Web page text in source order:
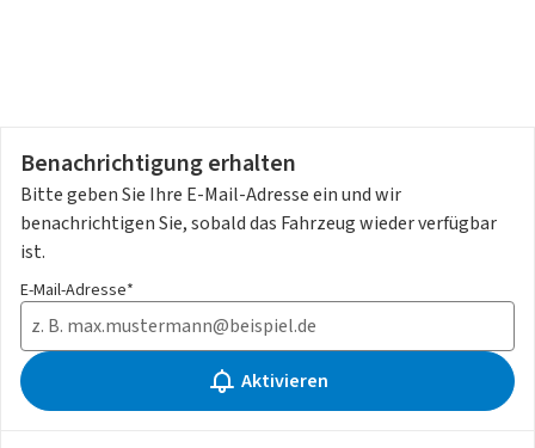
Benachrichtigung erhalten
Bitte geben Sie Ihre E-Mail-Adresse ein und wir
benachrichtigen Sie, sobald das Fahrzeug wieder verfügbar
ist.
E-Mail-Adresse*
Aktivieren